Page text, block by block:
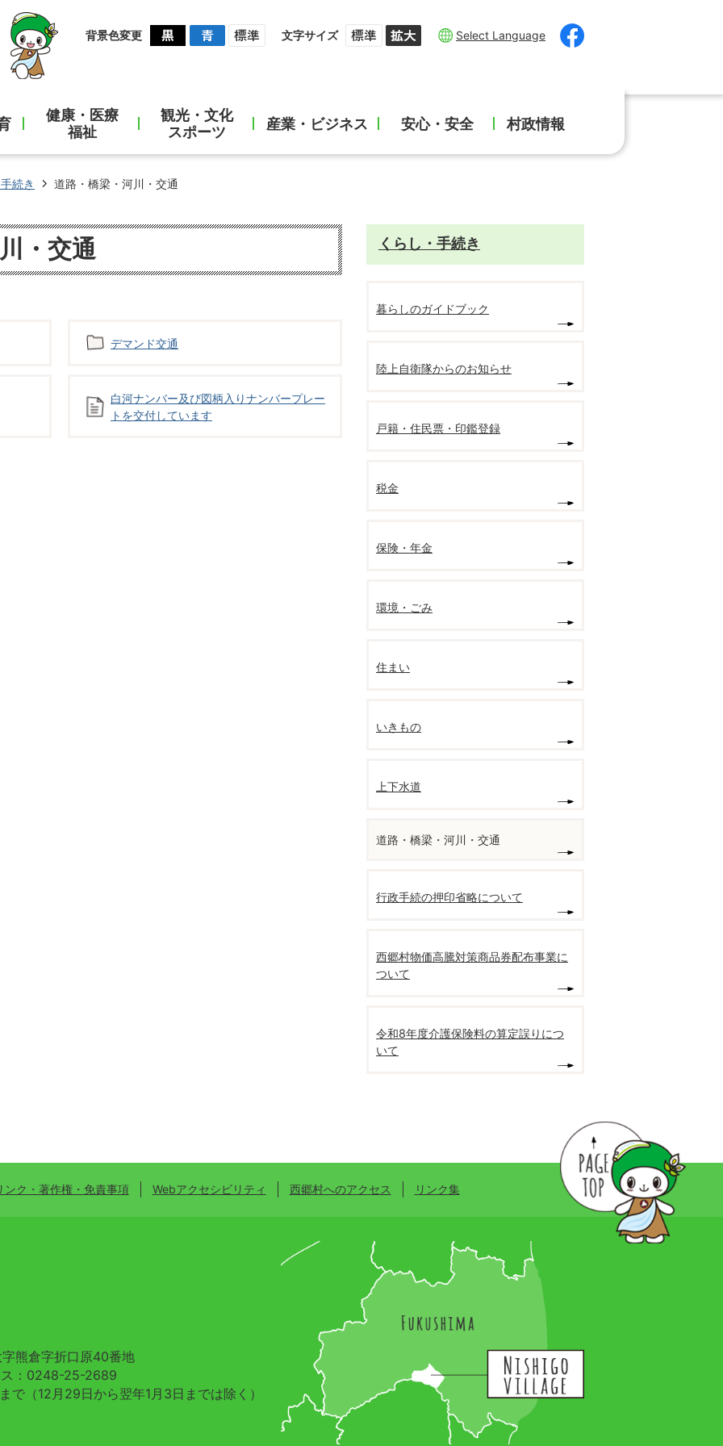
背景色変更 文字サイズ Select Language
健康・医療
福祉
観光・文化
スポーツ
産業・ビジネス 安心・安全 村政情報
続き 道路・橋梁・河川・交通
・交通
デマンド交通
白河ナンバー及び図柄入りナンバープレー
トを交付しています
くらし・手続き
暮らしのガイドブック
陸上自衛隊からのお知らせ
戸籍・住民票・印鑑登録
税金
保険・年金
環境・ごみ
住まい
いきもの
上下水道
道路・橋梁・河川・交通
行政手続の押印省略について
西郷村物価高騰対策商品券配布事業に
ついて
令和8年度介護保険料の算定誤りにつ
いて
ンク・著作権・免責事項 Webアクセシビリティ 西郷村へのアクセス リンク集
熊倉字折口原40番地
ス：0248-25-2689
で （12月29日から翌年1月3日までは除く）